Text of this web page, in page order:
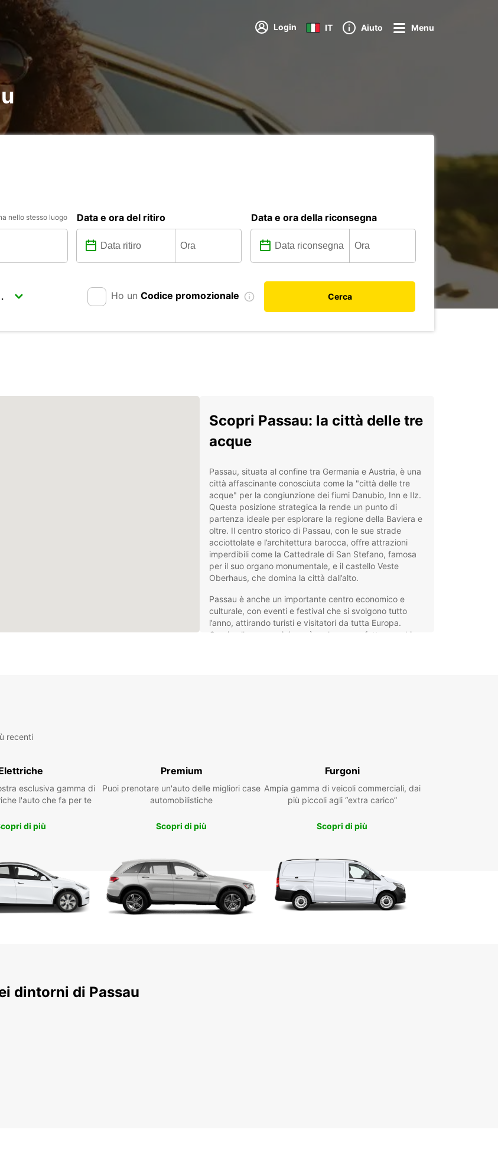
Login IT Aiuto Menu
nello stesso luogo Data e ora del ritiro Data e ora della riconsegna
Ho un Codice promozionale Cerca
Scopri Passau: la città delle tre
acque
Passau, situata al confine tra Germania e Austria, è una
città affascinante conosciuta come la "città delle tre
acque" per la congiunzione dei fiumi Danubio, Inn e Ilz.
Questa posizione strategica la rende un punto di
partenza ideale per esplorare la regione della Baviera e
oltre. Il centro storico di Passau, con le sue strade
acciottolate e l’architettura barocca, offre attrazioni
imperdibili come la Cattedrale di San Stefano, famosa
per il suo organo monumentale, e il castello Veste
Oberhaus, che domina la città dall’alto.
Passau è anche un importante centro economico e
culturale, con eventi e festival che si svolgono tutto
l’anno, attirando turisti e visitatori da tutta Europa.
Grazie alla sua posizione, è un luogo perfetto per chi
scegliere tra una vasta gamma di veicoli, dai city car
fino alle auto di lusso e sportive per chi cerca stile e
prestazioni. Disponiamo di modelli elettrici, ibridi, con
consegna in centro città, all’aeroporto e alla stazione
ferroviaria di Passau. La prenotazione online è rapida e
intuitiva, permettendoti di organizzare il noleggio in
pochi clic. Europcar offre inoltre opzioni flessibili per
noleggi a breve, medio e lungo termine, inclusa la
recenti
esclusiva gamma di
l'auto che fa per te
di più
Premium
Puoi prenotare un'auto delle migliori case
automobilistiche
Scopri di più
Furgoni
Ampia gamma di veicoli commerciali, dai
più piccoli agli “extra carico”
Scopri di più
dintorni di Passau